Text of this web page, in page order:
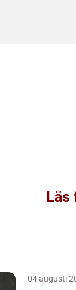
Läs
04 augusti